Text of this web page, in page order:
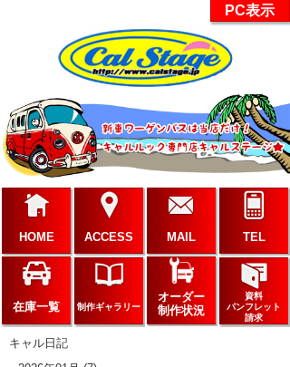
PC表示
HOME ACCESS MAIL TEL
在庫一覧 制作ギャラリー
オーダー
制作状況
資料
パンフレット
請求
キャル日記